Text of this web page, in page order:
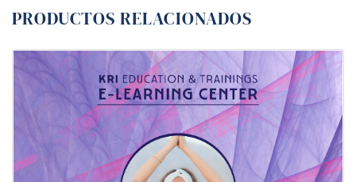
PRODUCTOS RELACIONADOS